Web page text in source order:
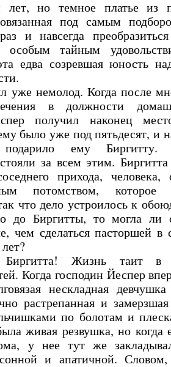
лет, но темное платье из
под самым
и навсегда
тайным
едва созревшая юность
немолод. Когда после
в должности
получил наконец
было уже под пятьдесят, и
подарило ему
за всем этим.
прихода, человека,
потомством,
что дело устроилось к
до Биргитты, то могла ли
чем сделаться пасторшей в
Жизнь таит в
Когда господин Йеспер
нескладная
растрепанная и
по болотам и
живая резвушка, но когда
у нее тут же
и апатичной.